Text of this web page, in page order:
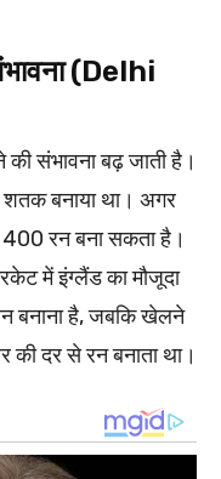
(Delhi
संभावना बढ़ जाती है।
शतक बनाया था। अगर
रन बना सकता है।
में इंग्लैंड का मौजूदा
बनाना है, जबकि खेलने
की दर से रन बनाता था।